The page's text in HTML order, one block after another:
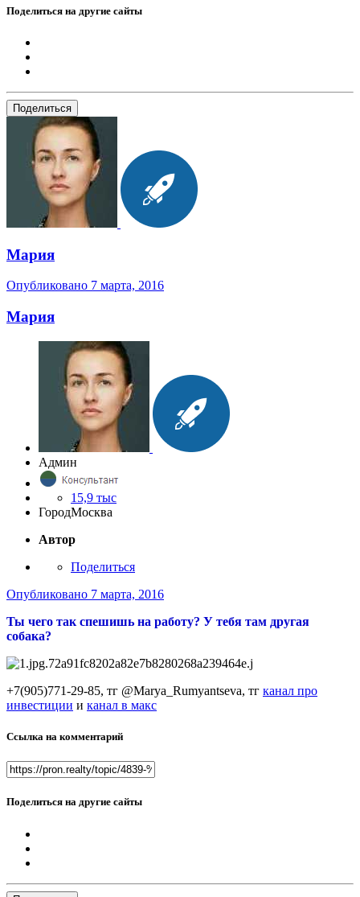
Поделиться на другие сайты
Поделиться
Мария
Опубликовано 7 марта, 2016
Мария
Админ
15,9 тыс
ГородМосква
Автор
Поделиться
Опубликовано 7 марта, 2016
Ты чего так спешишь на работу? У тебя там другая
собака?
+7(905)771-29-85, тг @Marya_Rumyantseva, тг канал про
инвестиции и канал в макс
Ссылка на комментарий
Поделиться на другие сайты